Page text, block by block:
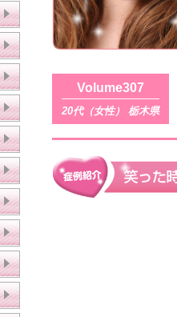
Volume307
20代（女性） 栃木県